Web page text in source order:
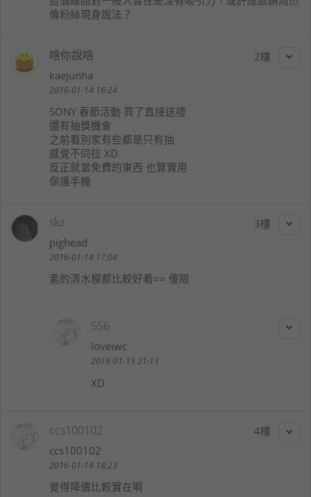
倫粉絲現身說法？
2
啥你說啥
kaejunha
2016-01-14 16:24
SONY 春節活動 買了直接送禮
還有抽獎機會
之前看別家有些都是只有抽
感覺不同拉 XD
反正就當免費的東西 也算實用
保護手機
3
skz
pighead
2016-01-14 17:04
素的清水模都比較好看== 傻眼
556
loveiwc
2016-01-15 21:13
XD
4
ccs100102
ccs100102
2016-01-14 18:23
覺得降價比較實在啊